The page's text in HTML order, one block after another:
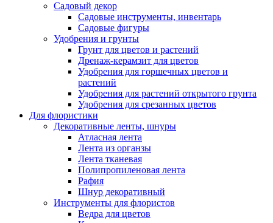
Садовый декор
Садовые инструменты, инвентарь
Садовые фигуры
Удобрения и грунты
Грунт для цветов и растений
Дренаж-керамзит для цветов
Удобрения для горшечных цветов и
растений
Удобрения для растений открытого грунта
Удобрения для срезанных цветов
Для флористики
Декоративные ленты, шнуры
Атласная лента
Лента из органзы
Лента тканевая
Полипропиленовая лента
Рафия
Шнур декоративный
Инструменты для флористов
Ведра для цветов